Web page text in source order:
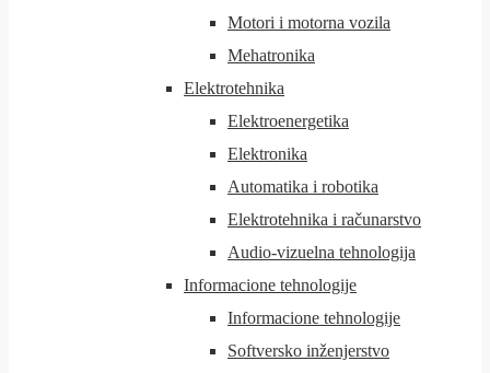
Motori i motorna vozila
Mehatronika
Elektrotehnika
Elektroenergetika
Elektronika
Automatika i robotika
Elektrotehnika i računarstvo
Audio-vizuelna tehnologija
Informacione tehnologije
Informacione tehnologije
Softversko inženjerstvo